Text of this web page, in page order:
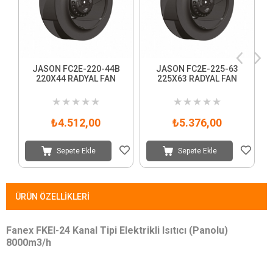
JASON FC2E-220-44B
220X44 RADYAL FAN
★ ★ ★ ★ ★
₺4.512,00
Sepete Ekle
JASON FC2E-225-63
225X63 RADYAL FAN
★ ★ ★ ★ ★
₺5.376,00
Sepete Ekle
ÜRÜN ÖZELLIKLERI
Fanex FKEI-24 Kanal Tipi Elektrikli Isıtıcı (Panolu)
8000m3/h